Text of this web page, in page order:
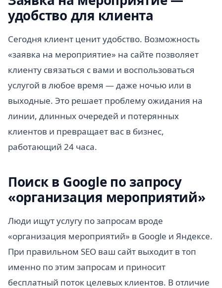
удобство для клиента
Сегодня клиент ценит удобство. Возможность
«заявка на мероприятие» на сайте позволяет
клиенту связаться с вами и воспользоваться
услугой в любое время — даже ночью или в
выходные. Это решает проблему ожидания на
линии, длинных очередей и потерянных
клиентов и превращает вас в бизнес,
работающий 24 часа.
Поиск в Google по запросу
«организация мероприятий»
Люди ищут услугу по запросам вроде
«организация мероприятий» в Google и Яндексе.
При правильном SEO ваш сайт выходит в топ
именно по этим запросам и приносит
бесплатный поток целевых клиентов. В отличие